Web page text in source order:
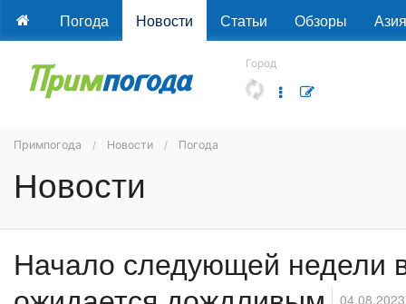
Погода Новости Статьи Обзоры Азия
Город
Примпогода Новости Погода
Новости
Начало следующей недели